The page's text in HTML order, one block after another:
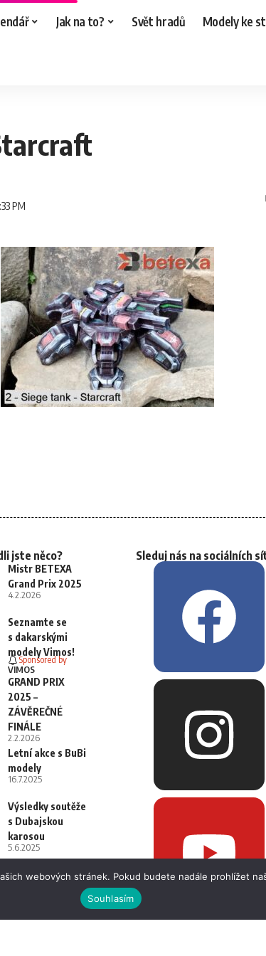
Jak na to? Svět hradů Modely ke
PM
jste něco?
Mistr BETEXA
Grand Prix 2025
4.2.2026
Seznamte se
s dakarskými
modely Vimos!
Sponsored by
VIMOS
GRAND PRIX
2025 –
ZÁVĚREČNÉ
FINÁLE
2.2.2026
Letní akce s BuBi
modely
16.7.2025
Výsledky soutěže
s Dubajskou
karosou
5.6.2025
Sleduj nás na sociálních
webových stránek. Pokud budete nadále prohlížet
Souhlasím